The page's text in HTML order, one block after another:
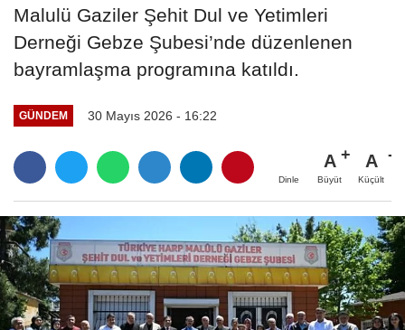
Malulü Gaziler Şehit Dul ve Yetimleri
Derneği Gebze Şubesi’nde düzenlenen
bayramlaşma programına katıldı.
GÜNDEM 30 Mayıs 2026 - 16:22
Dinle
A
Büyüt
A
Küçült